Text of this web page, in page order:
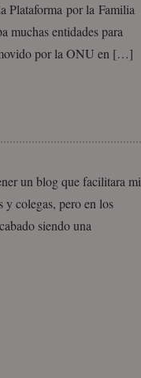
Plataforma por la Familia
muchas entidades para
por la ONU en […]
un blog que facilitara mi
y colegas, pero en los
siendo una